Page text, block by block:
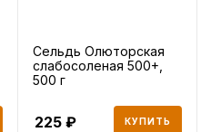
Сельдь Олюторская
слабосоленая 500+,
500 г
225 КУПИТЬ